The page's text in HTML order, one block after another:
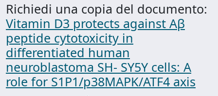
Richiedi una copia del documento:
Vitamin D3 protects against Aβ
peptide cytotoxicity in
differentiated human
neuroblastoma SH- SY5Y cells: A
role for S1P1/p38MAPK/ATF4 axis